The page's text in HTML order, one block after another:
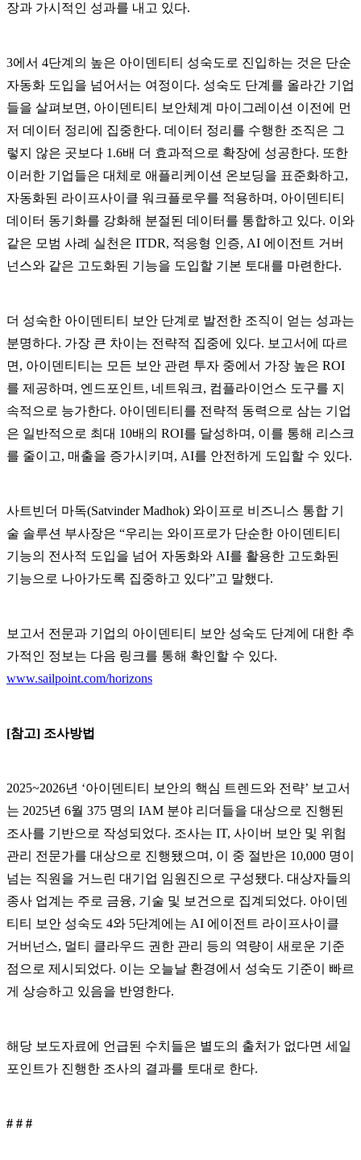
장과 가시적인 성과를 내고 있다.
3에서 4단계의 높은 아이덴티티 성숙도로 진입하는 것은 단순
자동화 도입을 넘어서는 여정이다. 성숙도 단계를 올라간 기업
들을 살펴보면, 아이덴티티 보안체계 마이그레이션 이전에 먼
저 데이터 정리에 집중한다. 데이터 정리를 수행한 조직은 그
렇지 않은 곳보다 1.6배 더 효과적으로 확장에 성공한다. 또한
이러한 기업들은 대체로 애플리케이션 온보딩을 표준화하고,
자동화된 라이프사이클 워크플로우를 적용하며, 아이덴티티
데이터 동기화를 강화해 분절된 데이터를 통합하고 있다. 이와
같은 모범 사례 실천은 ITDR, 적응형 인증, AI 에이전트 거버
넌스와 같은 고도화된 기능을 도입할 기본 토대를 마련한다.
더 성숙한 아이덴티티 보안 단계로 발전한 조직이 얻는 성과는
분명하다. 가장 큰 차이는 전략적 집중에 있다. 보고서에 따르
면, 아이덴티티는 모든 보안 관련 투자 중에서 가장 높은 ROI
를 제공하며, 엔드포인트, 네트워크, 컴플라이언스 도구를 지
속적으로 능가한다. 아이덴티티를 전략적 동력으로 삼는 기업
은 일반적으로 최대 10배의 ROI를 달성하며, 이를 통해 리스크
를 줄이고, 매출을 증가시키며, AI를 안전하게 도입할 수 있다.
사트빈더 마독(Satvinder Madhok) 와이프로 비즈니스 통합 기
술 솔루션 부사장은 “우리는 와이프로가 단순한 아이덴티티
기능의 전사적 도입을 넘어 자동화와 AI를 활용한 고도화된
기능으로 나아가도록 집중하고 있다”고 말했다.
보고서 전문과 기업의 아이덴티티 보안 성숙도 단계에 대한 추
가적인 정보는 다음 링크를 통해 확인할 수 있다.
www.sailpoint.com/horizons
[참고] 조사방법
2025~2026년 ‘아이덴티티 보안의 핵심 트렌드와 전략’ 보고서
는 2025년 6월 375 명의 IAM 분야 리더들을 대상으로 진행된
조사를 기반으로 작성되었다. 조사는 IT, 사이버 보안 및 위험
관리 전문가를 대상으로 진행됐으며, 이 중 절반은 10,000 명이
넘는 직원을 거느린 대기업 임원진으로 구성됐다. 대상자들의
종사 업계는 주로 금융, 기술 및 보건으로 집계되었다. 아이덴
티티 보안 성숙도 4와 5단계에는 AI 에이전트 라이프사이클
거버넌스, 멀티 클라우드 권한 관리 등의 역량이 새로운 기준
점으로 제시되었다. 이는 오늘날 환경에서 성숙도 기준이 빠르
게 상승하고 있음을 반영한다.
해당 보도자료에 언급된 수치들은 별도의 출처가 없다면 세일
포인트가 진행한 조사의 결과를 토대로 한다.
# # #